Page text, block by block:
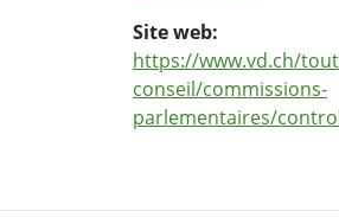
Site web:
https://www.vd.ch/
conseil/commissions-
parlementaires/